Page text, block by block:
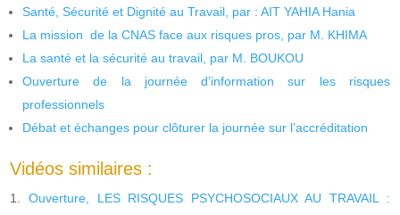
Santé, Sécurité et Dignité au Travail, par : AIT YAHIA Hania
La mission de la CNAS face aux risques pros, par M. KHIMA
La santé et la sécurité au travail, par M. BOUKOU
Ouverture de la journée d’information sur les risques
professionnels
Débat et échanges pour clôturer la journée sur l’accréditation
Vidéos similaires :
Ouverture, LES RISQUES PSYCHOSOCIAUX AU TRAVAIL :